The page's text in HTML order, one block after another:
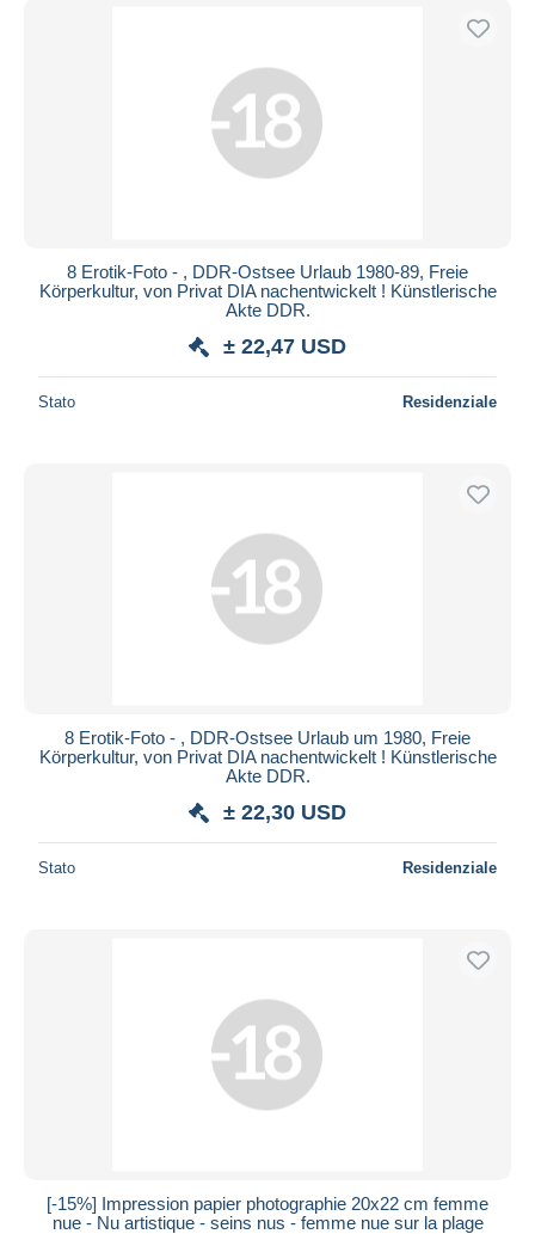
8 Erotik-Foto - , DDR-Ostsee Urlaub 1980-89, Freie
Körperkultur, von Privat DIA nachentwickelt ! Künstlerische
Akte DDR.
± 22,47 USD
Stato Residenziale
8 Erotik-Foto - , DDR-Ostsee Urlaub um 1980, Freie
Körperkultur, von Privat DIA nachentwickelt ! Künstlerische
Akte DDR.
± 22,30 USD
Stato Residenziale
[-15%] Impression papier photographie 20x22 cm femme
nue - Nu artistique - seins nus - femme nue sur la plage